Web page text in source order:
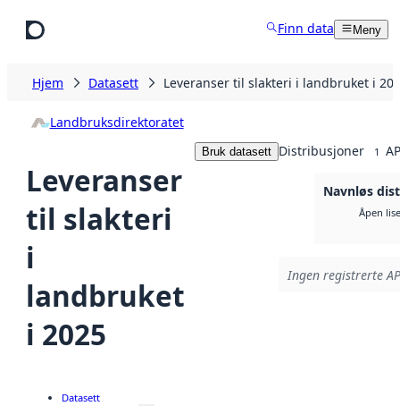
Finn data Meny
Hjem Datasett Leveranser til slakteri i landbruket i
Landbruksdirektoratet
Leveranser
til slakteri
i
landbruket
i 2025
Bruk datasett Distribusjoner 1
Navnløs
Åpen
Ingen registrerte
Datasett